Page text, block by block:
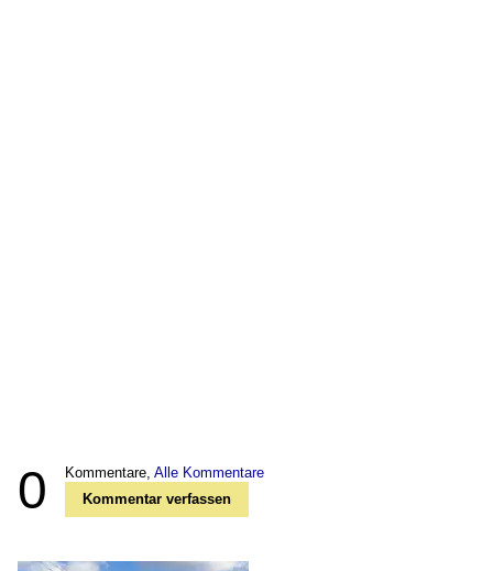
0 Kommentare, Alle Kommentare
Kommentar verfassen